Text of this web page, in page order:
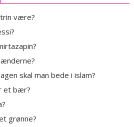
være?
skal man bede i islam?
et bær?
grønne?